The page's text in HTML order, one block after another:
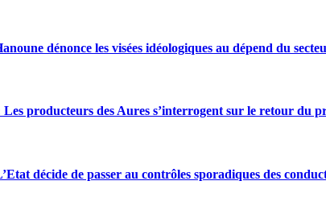
dénonce les visées idéologiques au dépend du
producteurs des Aures s’interrogent sur le retour du
décide de passer au contrôles sporadiques des